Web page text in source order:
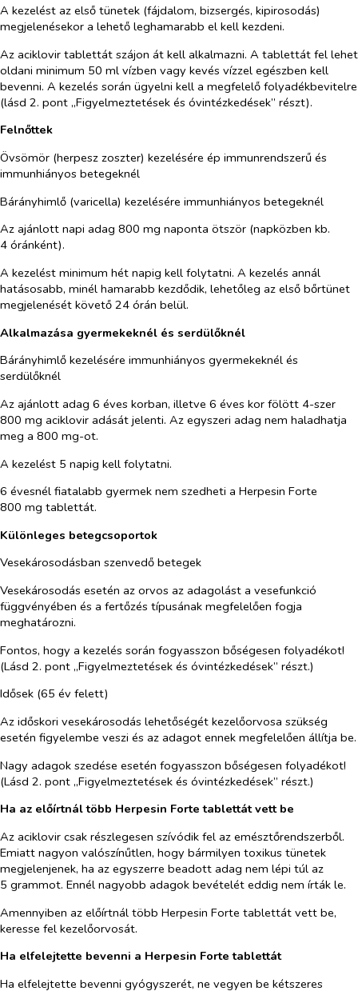
A kezelést az első tünetek (fájdalom, bizsergés, kipirosodás)
megjelenésekor a lehető leghamarabb el kell kezdeni.
Az aciklovir tablettát szájon át kell alkalmazni. A tablettát fel lehet
oldani minimum 50 ml vízben vagy kevés vízzel egészben kell
bevenni. A kezelés során ügyelni kell a megfelelő folyadékbevitelre
(lásd 2. pont „Figyelmeztetések és óvintézkedések” részt).
Felnőttek
Övsömör (herpesz zoszter) kezelésére ép immunrendszerű és
immunhiányos betegeknél
Bárányhimlő (varicella) kezelésére immunhiányos betegeknél
Az ajánlott napi adag 800 mg naponta ötször (napközben kb.
4 óránként).
A kezelést minimum hét napig kell folytatni. A kezelés annál
hatásosabb, minél hamarabb kezdődik, lehetőleg az első bőrtünet
megjelenését követő 24 órán belül.
Alkalmazása gyermekeknél és serdülőknél
Bárányhimlő kezelésére immunhiányos gyermekeknél és
serdülőknél
Az ajánlott adag 6 éves korban, illetve 6 éves kor fölött 4-szer
800 mg aciklovir adását jelenti. Az egyszeri adag nem haladhatja
meg a 800 mg-ot.
A kezelést 5 napig kell folytatni.
6 évesnél fiatalabb gyermek nem szedheti a Herpesin Forte
800 mg tablettát.
Különleges betegcsoportok
Vesekárosodásban szenvedő betegek
Vesekárosodás esetén az orvos az adagolást a vesefunkció
függvényében és a fertőzés típusának megfelelően fogja
meghatározni.
Fontos, hogy a kezelés során fogyasszon bőségesen folyadékot!
(Lásd 2. pont „Figyelmeztetések és óvintézkedések” részt.)
Idősek (65 év felett)
Az időskori vesekárosodás lehetőségét kezelőorvosa szükség
esetén figyelembe veszi és az adagot ennek megfelelően állítja be.
Nagy adagok szedése esetén fogyasszon bőségesen folyadékot!
(Lásd 2. pont „Figyelmeztetések és óvintézkedések” részt.)
Ha az előírtnál több Herpesin Forte tablettát vett be
Az aciklovir csak részlegesen szívódik fel az emésztőrendszerből.
Emiatt nagyon valószínűtlen, hogy bármilyen toxikus tünetek
megjelenjenek, ha az egyszerre beadott adag nem lépi túl az
5 grammot. Ennél nagyobb adagok bevételét eddig nem írták le.
Amennyiben az előírtnál több Herpesin Forte tablettát vett be,
keresse fel kezelőorvosát.
Ha elfelejtette bevenni a Herpesin Forte tablettát
Ha elfelejtette bevenni gyógyszerét, ne vegyen be kétszeres